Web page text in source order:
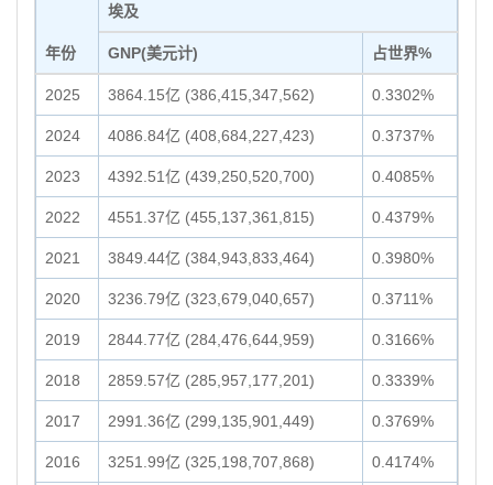
年份
埃及
GNP(美元计) 占世界%
2025 3864.15亿 (386,415,347,562) 0.3302%
2024 4086.84亿 (408,684,227,423) 0.3737%
2023 4392.51亿 (439,250,520,700) 0.4085%
2022 4551.37亿 (455,137,361,815) 0.4379%
2021 3849.44亿 (384,943,833,464) 0.3980%
2020 3236.79亿 (323,679,040,657) 0.3711%
2019 2844.77亿 (284,476,644,959) 0.3166%
2018 2859.57亿 (285,957,177,201) 0.3339%
2017 2991.36亿 (299,135,901,449) 0.3769%
2016 3251.99亿 (325,198,707,868) 0.4174%